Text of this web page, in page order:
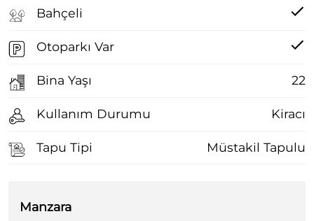
Bahçeli
Otoparkı Var
Bina Yaşı 22
Kullanım Durumu Kiracı
Tapu Tipi Müstakil Tapulu
Manzara